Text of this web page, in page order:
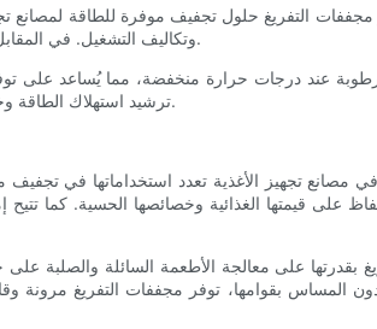
التفريغ حلول تجفيف موفرة للطاقة لمصانع
وتكاليف التشغيل. في المقابل، تستخدم مجففات التفريغ درجات حرارة أقل ودورات تجفيف أسرع، مما ينتج عنه انخفاض في استهلاك الطاقة وتكاليف التشغيل.
عند درجات حرارة منخفضة، مما يُساعد على
ترشيد استهلاك الطاقة وخفض التكاليف في مصانع تجهيز الأغذية. وهذا لا يُفيد أرباح المصنع فحسب، بل يدعم أيضًا الممارسات المستدامة في صناعة الأغذية.
في مصانع تجهيز الأغذية تعدد استخداماتها في
على قيمتها الغذائية وخصائصها الحسية.
بقدرتها على معالجة الأطعمة السائلة والصلبة
المساس بقوامها، توفر مجففات التفريغ مرونة